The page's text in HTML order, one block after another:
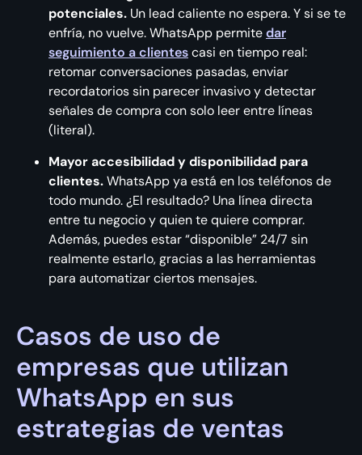
potenciales. Un lead caliente no espera. Y si se te
enfría, no vuelve. WhatsApp permitedar
seguimiento a clientescasi en tiempo real:
retomar conversaciones pasadas, enviar
recordatorios sin parecer invasivo y detectar
señales de compra con solo leer entre líneas
(literal).
Mayor accesibilidad y disponibilidad para
clientes.WhatsApp ya está en los teléfonos de
todo mundo. ¿El resultado? Una línea directa
entre tu negocio y quien te quiere comprar.
Además, puedes estar “disponible” 24/7 sin
realmente estarlo, gracias a las herramientas
para automatizar ciertos mensajes.
Casos de uso de
empresas que utilizan
WhatsApp en sus
estrategias de ventas